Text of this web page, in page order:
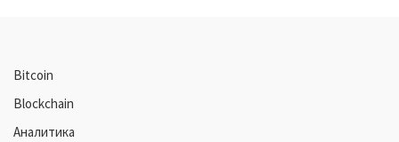
Bitcoin
Blockchain
Аналитика